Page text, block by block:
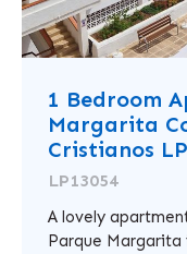
1 Bedroom
Margarita
Cristianos
LP13054
A lovely
Parque Margarita